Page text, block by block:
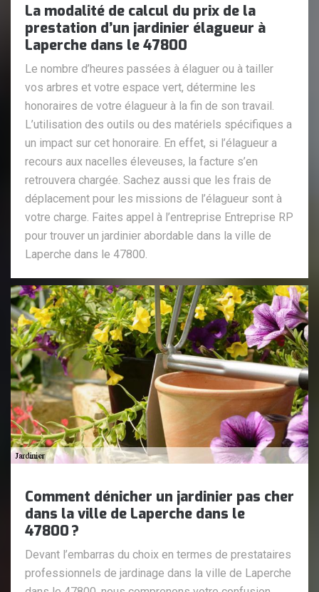
La modalité de calcul du prix de la
prestation d’un jardinier élagueur à
Laperche dans le 47800
Le nombre d’heures passées à élaguer ou à tailler
vos arbres et votre espace vert, détermine les
honoraires de votre élagueur à la fin de son travail.
L’utilisation des outils ou des matériels spécifiques a
un impact sur cet honoraire. En effet, si l’élagueur a
recours aux nacelles éleveuses, la facture s’en
retrouvera chargée. Sachez aussi que les frais de
déplacement pour les missions de l’élagueur sont à
votre charge. Faites appel à l’entreprise Entreprise RP
pour trouver un jardinier abordable dans la ville de
Laperche dans le 47800.
Comment dénicher un jardinier pas cher
dans la ville de Laperche dans le
47800 ?
Devant l’embarras du choix en termes de prestataires
professionnels de jardinage dans la ville de Laperche